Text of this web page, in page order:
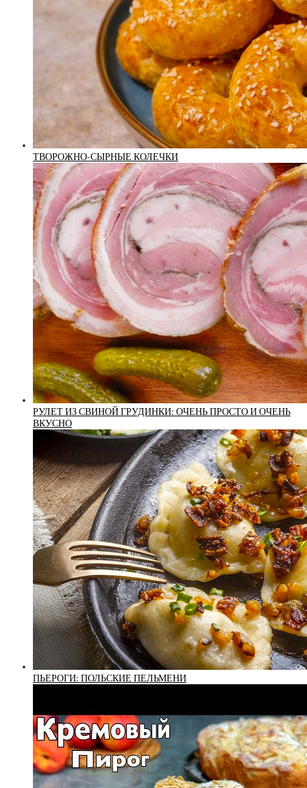
ТВОРОЖНО-СЫРНЫЕ КОЛЕЧКИ
РУЛЕТ ИЗ СВИНОЙ ГРУДИНКИ: ОЧЕНЬ ПРОСТО И ОЧЕНЬ
ВКУСНО
ПЬЕРОГИ: ПОЛЬСКИЕ ПЕЛЬМЕНИ